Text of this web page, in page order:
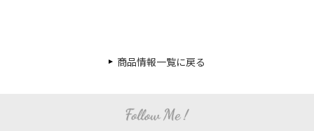
商品情報一覧に戻る